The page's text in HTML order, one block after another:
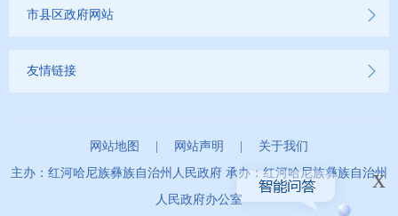
市县区政府网站
友情链接
网站地图 网站声明
关于我们
主办：红河哈尼族彝族自治州人民政府 承办：红河哈尼族彝族自治州
人民政府办公室
x